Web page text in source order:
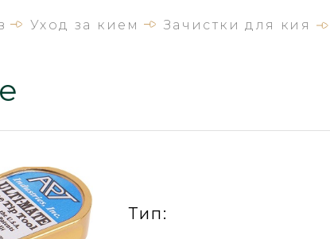
Уход за кием Зачистки для кия
Тип: